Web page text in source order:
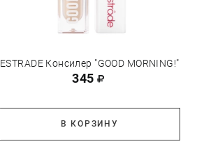
ESTRADE Консилер "GOOD MORNING!"
345
В КОРЗИНУ